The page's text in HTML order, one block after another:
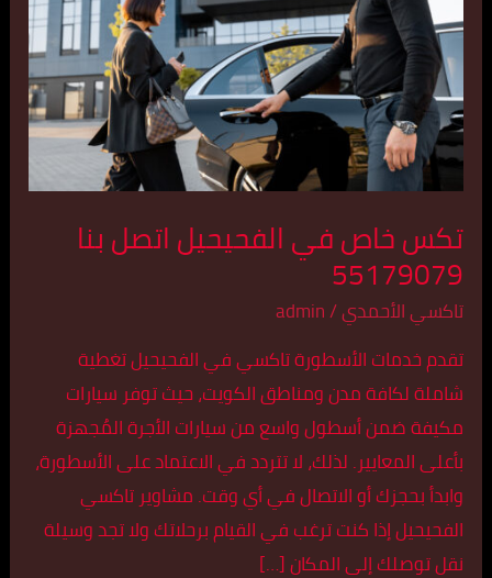
تكس خاص في الفحيحيل اتصل بنا
55179079
تاكسي الأحمدي/
admin
تقدم خدمات الأسطورة تاكسي في الفحيحيل تغطية
شاملة لكافة مدن ومناطق الكويت، حيث توفر سيارات
مكيفة ضمن أسطول واسع من سيارات الأجرة المُجهزة
بأعلى المعايير. لذلك، لا تتردد في الاعتماد على الأسطورة،
وابدأ بحجزك أو الاتصال في أي وقت. مشاوير تاكسي
الفحيحيل إذا كنت ترغب في القيام برحلاتك ولا تجد وسيلة
نقل توصلك إلى المكان […]
الفحيحيل
اتصل
بنا
55179079